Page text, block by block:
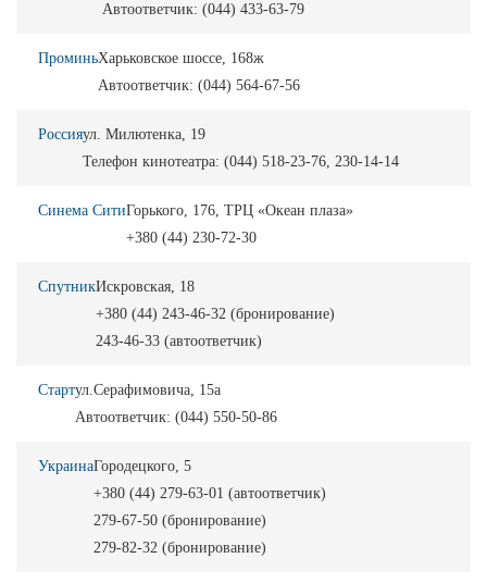
Автоответчик: (044) 433-63-79
ПроминьХарьковское шоссе, 168ж
Автоответчик: (044) 564-67-56
Россияул. Милютенка, 19
Телефон кинотеатра: (044) 518-23-76, 230-14-14
Синема СитиГорького, 176, ТРЦ «Океан плаза»
+380 (44) 230-72-30
СпутникИскровская, 18
+380 (44) 243-46-32 (бронирование)
243-46-33 (автоответчик)
Стартул.Серафимовича, 15а
Автоответчик: (044) 550-50-86
УкраинаГородецкого, 5
+380 (44) 279-63-01 (автоответчик)
279-67-50 (бронирование)
279-82-32 (бронирование)